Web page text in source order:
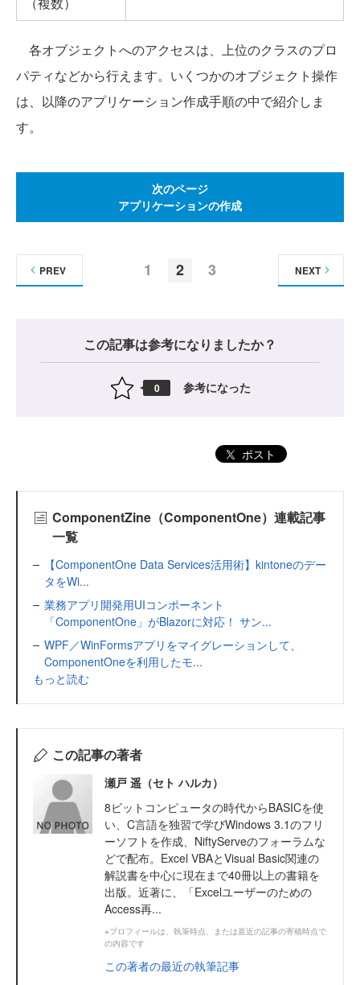
各オブジェクトへのアクセスは、上位のクラスのプロ
パティなどから行えます。いくつかのオブジェクト操作
は、以降のアプリケーション作成手順の中で紹介しま
す。
次のページ
アプリケーションの作成
1 2 3
PREV NEXT
この記事は参考になりましたか？
0 参考になった
ポスト
ComponentZine（ComponentOne）連載記事
一覧
【ComponentOne Data Services活用術】kintoneのデー
タをWi...
業務アプリ開発用UIコンポーネント
「ComponentOne」がBlazorに対応！ サン...
WPF／WinFormsアプリをマイグレーションして、
ComponentOneを利用したモ...
もっと読む
この記事の著者
瀬戸 遥（セト ハルカ）
8ビットコンピュータの時代からBASICを使
い、C言語を独習で学びWindows 3.1のフリ
ーソフトを作成、NiftyServeのフォーラムな
どで配布。Excel VBAとVisual Basic関連の
解説書を中心に現在まで40冊以上の書籍を
出版。近著に、「Excelユーザーのための
Access再...
※プロフィールは、執筆時点、または直近の記事の寄稿時点で
の内容です
この著者の最近の執筆記事